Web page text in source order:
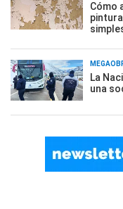
Cómo
La
una